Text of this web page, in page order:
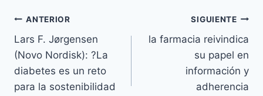
Navegación
de
entradas
ANTERIOR
Lars F. Jørgensen
(Novo Nordisk): ?La
diabetes es un reto
para la sostenibilidad
SIGUIENTE
la farmacia reivindica
su papel en
información y
adherencia